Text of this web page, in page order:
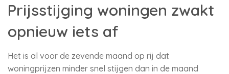
Prijsstijging woningen zwakt
opnieuw iets af
Het is al voor de zevende maand op rij dat
woningprijzen minder snel stijgen dan in de maand